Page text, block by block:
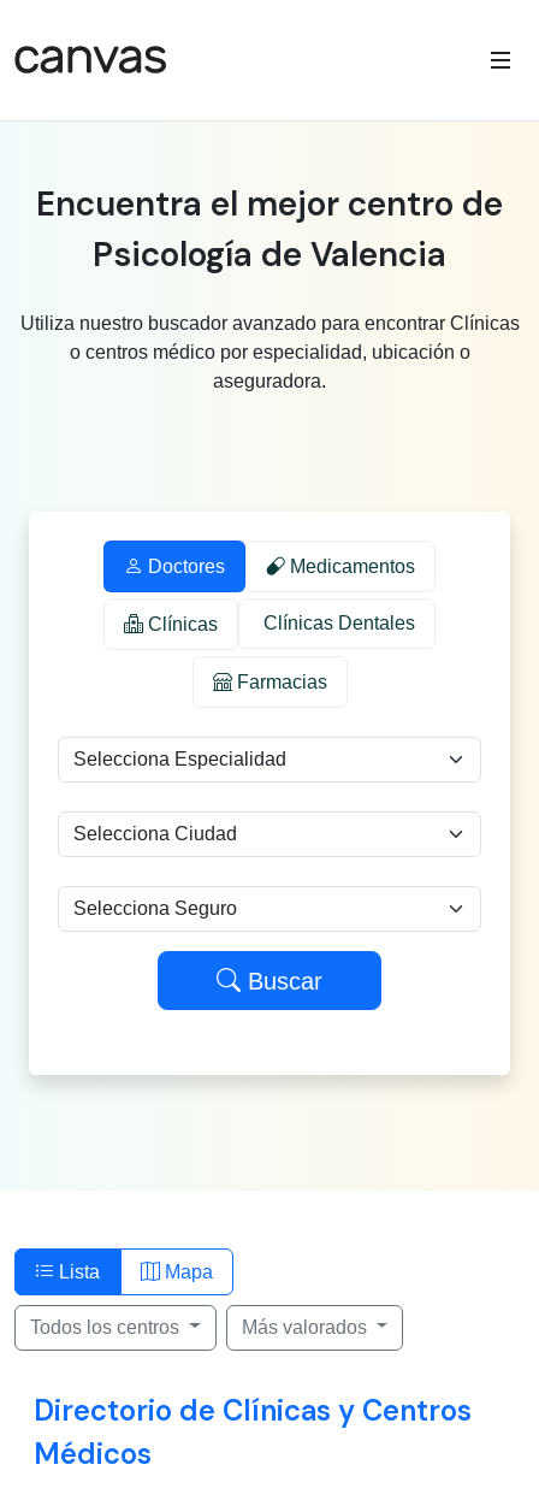
Encuentra el mejor centro de
Psicología de Valencia
Utiliza nuestro buscador avanzado para encontrar Clínicas
o centros médico por especialidad, ubicación o
aseguradora.
Doctores Medicamentos
Clínicas Clínicas Dentales
Farmacias
Buscar
Lista Mapa
Todos los centros Más valorados
Directorio de Clínicas y Centros
Médicos